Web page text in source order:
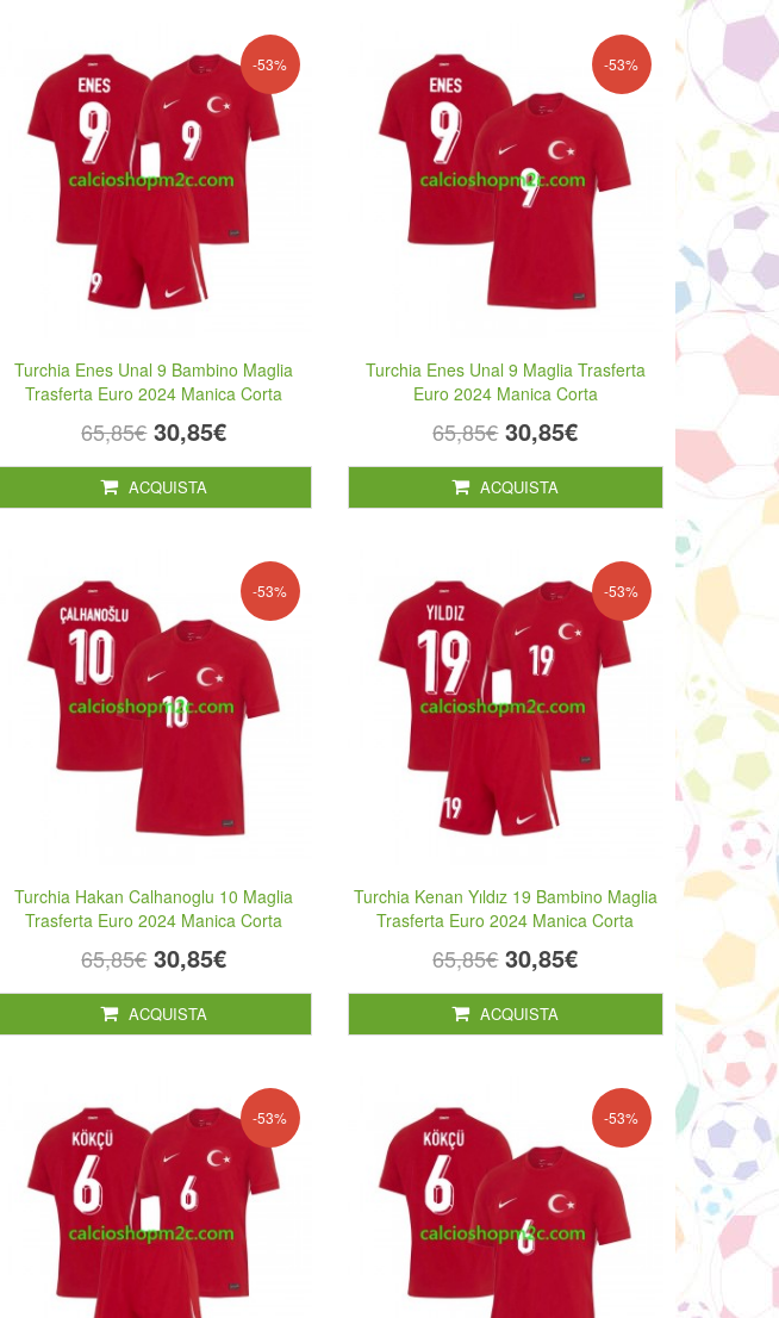
-53%
Turchia Enes Unal 9 Bambino Maglia
Trasferta Euro 2024 Manica Corta
65,85€ 30,85€
ACQUISTA
-53%
Turchia Enes Unal 9 Maglia Trasferta
Euro 2024 Manica Corta
65,85€ 30,85€
ACQUISTA
-53%
Turchia Hakan Calhanoglu 10 Maglia
Trasferta Euro 2024 Manica Corta
65,85€ 30,85€
ACQUISTA
-53%
Turchia Kenan Yıldız 19 Bambino Maglia
Trasferta Euro 2024 Manica Corta
65,85€ 30,85€
ACQUISTA
-53% -53%